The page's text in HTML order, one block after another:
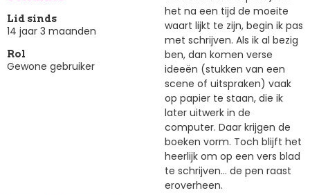
Lid sinds
14 jaar 3 maanden
Rol
Gewone gebruiker
het na een tijd de moeite
waart lijkt te zijn, begin ik pas
met schrijven. Als ik al bezig
ben, dan komen verse
ideeën (stukken van een
scene of uitspraken) vaak
op papier te staan, die ik
later uitwerk in de
computer. Daar krijgen de
boeken vorm. Toch blijft het
heerlijk om op een vers blad
te schrijven... de pen raast
eroverheen.